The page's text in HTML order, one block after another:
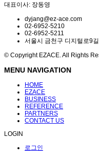
대표이사: 장동영
dyjang@ez-ace.com
02-6952-5210
02-6952-5211
서울시 금천구 디지털로9
© Copyright EZACE. All Rights
MENU NAVIGATION
HOME
EZACE
BUSINESS
REFERENCE
PARTNERS
CONTACT US
LOGIN
로그인